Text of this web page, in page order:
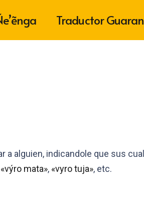
Traductor
alguien, indicandole que sus
«výro mata», «vyro tuja», etc.